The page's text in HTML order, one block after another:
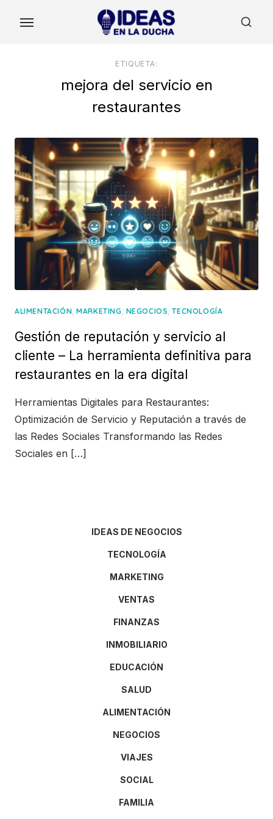
ETIQUETA:
mejora del servicio en
restaurantes
ALIMENTACIÓN,MARKETING, NEGOCIOS,TECNOLOGÍA
Gestión de reputación y servicio al
cliente – La herramienta definitiva para
restaurantes en la era digital
Herramientas Digitales para Restaurantes:
Optimización de Servicio y Reputación a través de
las Redes Sociales Transformando las Redes
Sociales en […]
IDEAS DE NEGOCIOS
TECNOLOGÍA
MARKETING
VENTAS
FINANZAS
INMOBILIARIO
EDUCACIÓN
SALUD
ALIMENTACIÓN
NEGOCIOS
VIAJES
SOCIAL
FAMILIA